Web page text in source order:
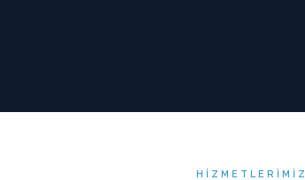
HIZMETLERIMIZ